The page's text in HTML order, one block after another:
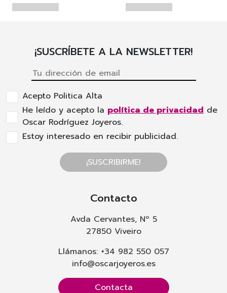
¡SUSCRÍBETE A LA NEWSLETTER!
Acepto Politica Alta
He leído y acepto la política de privacidad de
Oscar Rodríguez Joyeros.
Estoy interesado en recibir publicidad.
¡SUSCRIBIRME!
Contacto
Avda Cervantes, Nº 5
27850 Viveiro
Llámanos: +34 982 550 057
info@oscarjoyeros.es
Contacta